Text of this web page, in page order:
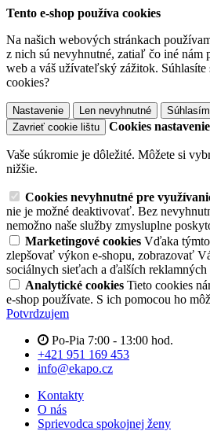
Tento e-shop používa cookies
Na našich webových stránkach
z nich sú nevyhnutné, zatiaľ čo iné nám
web a váš užívateľský zážitok.
cookies?
Nastavenie Len nevyhnutné
Súhlasím
Zavrieť cookie lištu
Cookies nastavenie
Vaše súkromie je dôležité. Môžete si
nižšie.
Cookies nevyhnutné pre
nie je možné deaktivovať. Bez
nemožno naše služby zmysluplne
Marketingové cookies Vďaka
zlepšovať výkon e-shopu, zobrazovať
sociálnych sieťach a ďalších reklamných
Analytické cookies Tieto cookies
e-shop používate. S ich pomocou ho
Potvrdzujem
Po-Pia 7:00 - 13:00 hod.
+421 951 169 453
info@ekapo.cz
Kontakty
O nás
Sprievodca spokojnej ženy